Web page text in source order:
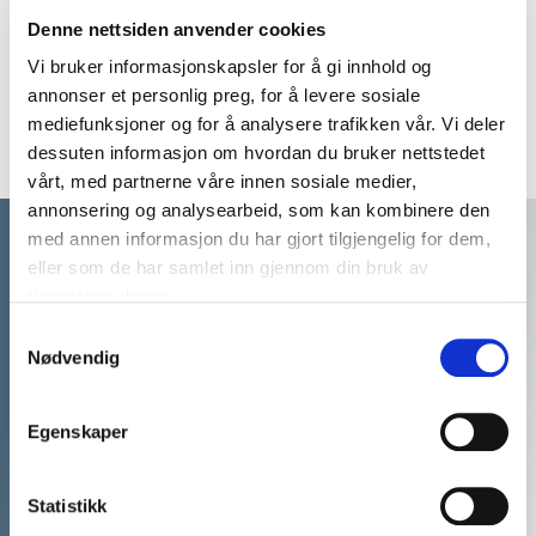
Denne nettsiden anvender cookies
Vi bruker informasjonskapsler for å gi innhold og
annonser et personlig preg, for å levere sosiale
mediefunksjoner og for å analysere trafikken vår. Vi deler
dessuten informasjon om hvordan du bruker nettstedet
vårt, med partnerne våre innen sosiale medier,
annonsering og analysearbeid, som kan kombinere den
med annen informasjon du har gjort tilgjengelig for dem,
eller som de har samlet inn gjennom din bruk av
Nødvendig
Egenskaper
Statistikk
Prisbelønnet journalist,
forfatter, komiker,
samfunnsdebattant og
influenser som bruker seg
selv aktivt for å engasjere
sitt publikum.